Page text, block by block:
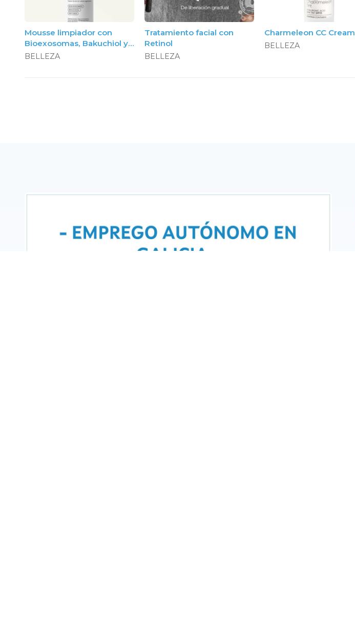
Mousse limpiador con
Bioexosomas, Bakuchiol y
Péptidos, 150ml. Neoxoma
BELLEZA
Tratamiento facial con
Retinol
BELLEZA
Charmeleon CC Cream
BELLEZA